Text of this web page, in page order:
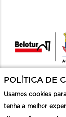
POLÍTICA DE
Usamos cookies
tenha a melhor